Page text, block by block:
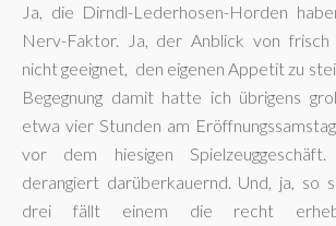
Ja, die Dirndl-Lederhosen-Horden
Nerv-Faktor. Ja, der Anblick von
nicht geeignet, den eigenen Appetit zu
Begegnung damit hatte ich übrigens
etwa vier Stunden am
vor dem hiesigen
derangiert darüberkauernd. Und, ja, so
drei fällt einem die recht